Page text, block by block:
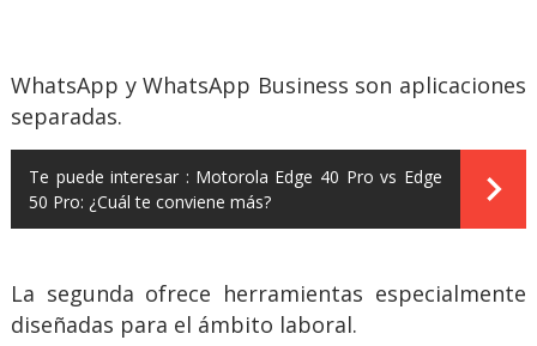
WhatsApp y WhatsApp Business son aplicaciones
separadas.
Te puede interesar : Motorola Edge 40 Pro vs Edge
50 Pro: ¿Cuál te conviene más?
La segunda ofrece herramientas especialmente
diseñadas para el ámbito laboral.